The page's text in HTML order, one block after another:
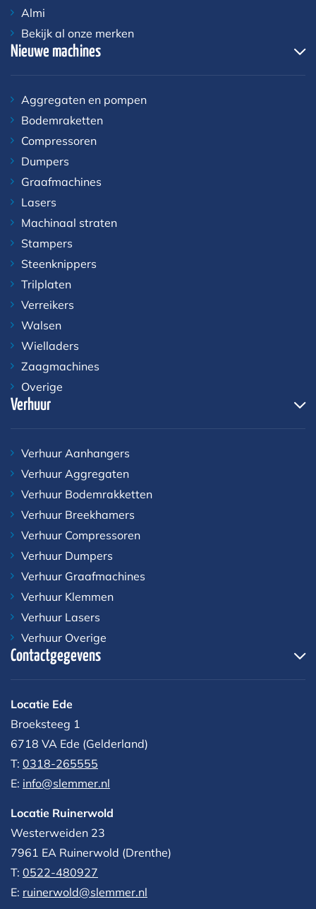
Almi
Bekijk al onze merken
Nieuwe machines
Aggregaten en pompen
Bodemraketten
Compressoren
Dumpers
Graafmachines
Lasers
Machinaal straten
Stampers
Steenknippers
Trilplaten
Verreikers
Walsen
Wielladers
Zaagmachines
Overige
Verhuur
Verhuur Aanhangers
Verhuur Aggregaten
Verhuur Bodemrakketten
Verhuur Breekhamers
Verhuur Compressoren
Verhuur Dumpers
Verhuur Graafmachines
Verhuur Klemmen
Verhuur Lasers
Verhuur Overige
Contactgegevens
Locatie Ede
Broeksteeg 1
6718 VA Ede (Gelderland)
T: 0318-265555
E: info@slemmer.nl
Locatie Ruinerwold
Westerweiden 23
7961 EA Ruinerwold (Drenthe)
T: 0522-480927‬
E: ruinerwold@slemmer.nl